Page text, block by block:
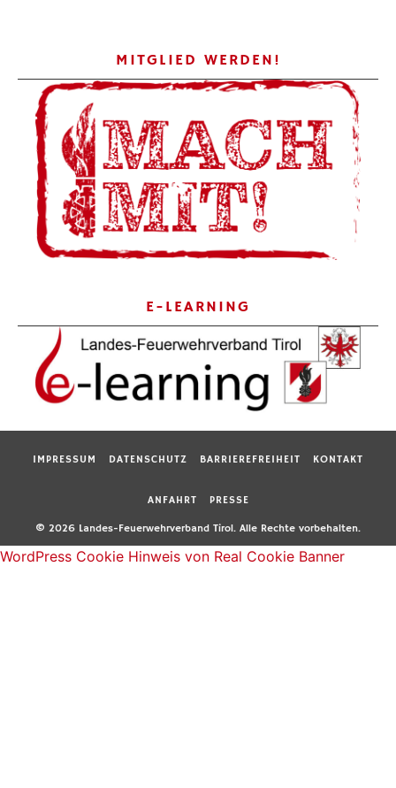
MITGLIED WERDEN!
E-LEARNING
IMPRESSUM DATENSCHUTZ BARRIEREFREIHEIT KONTAKT
ANFAHRT PRESSE
© 2026 Landes-Feuerwehrverband Tirol. Alle Rechte vorbehalten.
WordPress Cookie Hinweis von Real Cookie Banner